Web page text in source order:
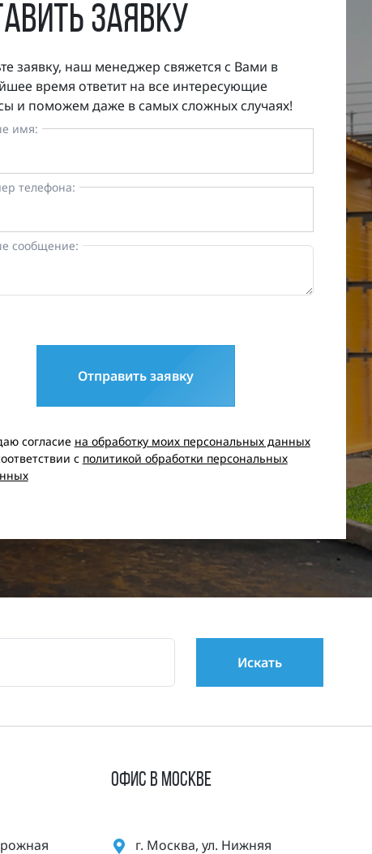
заявку
заявку, наш менеджер свяжется с Вами в
время ответит на все интересующие
и поможем даже в самых сложных случаях!
имя:
телефона:
сообщение:
Отправить заявку
согласие на обработку моих персональных данных
с политикой обработки персональных
ОФИС В МОСКВЕ
г. Москва, ул. Нижняя